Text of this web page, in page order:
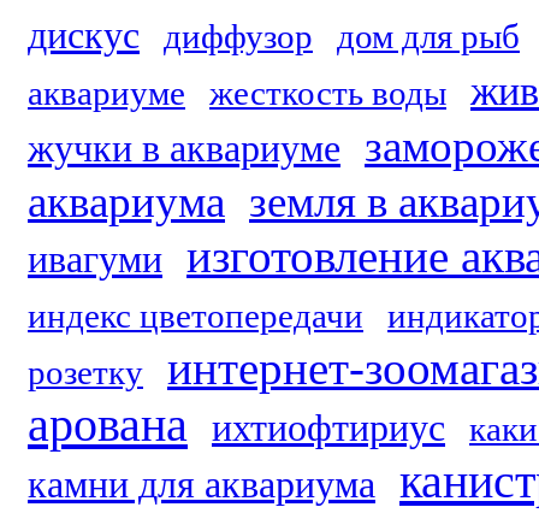
дискус диффузор
дом для рыб
аквариуме
жесткость воды
жучки в аквариуме
аквариума земля в
ивагуми изготовление
индекс цветопередачи
розетку
интернет-
арована ихтиофтириус
камни для аквариума